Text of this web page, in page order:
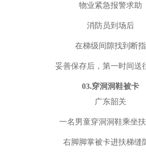
物业紧急报警求助
消防员到场后
在梯级间隙找到断指
妥善保存后，第一时间送
03.穿洞洞鞋被卡
广东韶关
一名男童穿洞洞鞋乘坐
右脚脚掌被卡进扶梯缝